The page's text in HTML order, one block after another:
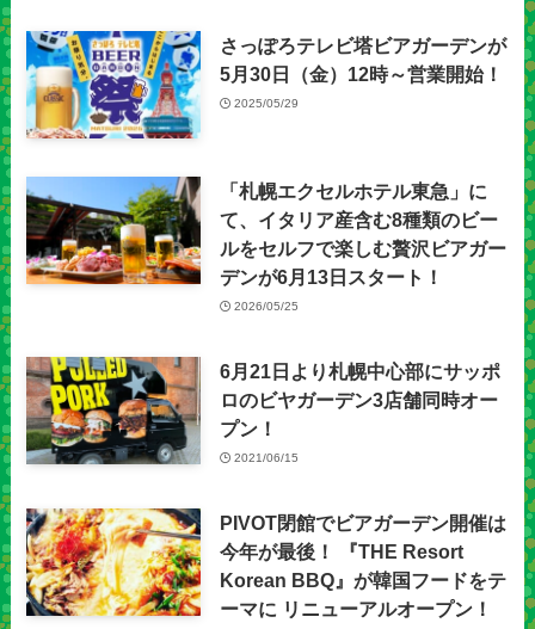
さっぽろテレビ塔ビアガーデンが
5月30日（金）12時～営業開始！
2025/05/29
「札幌エクセルホテル東急」に
て、イタリア産含む8種類のビー
ルをセルフで楽しむ贅沢ビアガー
デンが6月13日スタート！
2026/05/25
6月21日より札幌中心部にサッポ
ロのビヤガーデン3店舗同時オー
プン！
2021/06/15
PIVOT閉館でビアガーデン開催は
今年が最後！ 『THE Resort
Korean BBQ』が韓国フードをテ
ーマに リニューアルオープン！